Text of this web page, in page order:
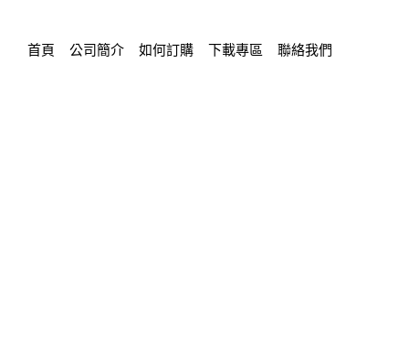
首頁 公司簡介 如何訂購 下載專區 聯絡我們